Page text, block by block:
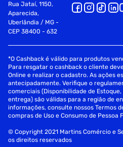
Rua Jataí, 1150,
Aparecida,
Uberlândia / MG -
CEP 38400 - 632
*O Cashback é válido para produtos
Para resgatar o cashback o cliente
Online e realizar o cadastro. As ações
antecipadamente. Verifique o
comerciais (Disponibilidade de
entrega) são válidas para a região de
informações, consulte nossos Termos
compras de Uso e Consumo de Pessoa
© Copyright 2021 Martins Comércio e
os direitos reservados